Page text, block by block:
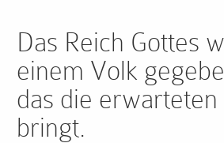
Das Reich Gottes
einem Volk
das die erwarteten
bringt.